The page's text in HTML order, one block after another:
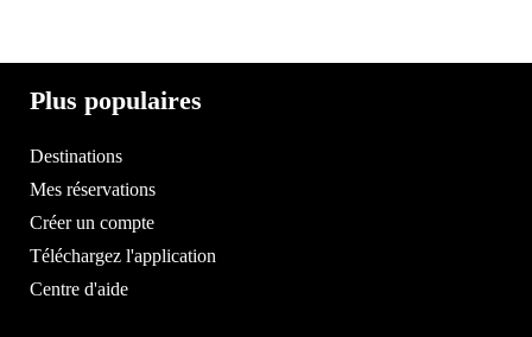
Plus populaires
Destinations
Mes réservations
Créer un compte
Téléchargez l'application
Centre d'aide